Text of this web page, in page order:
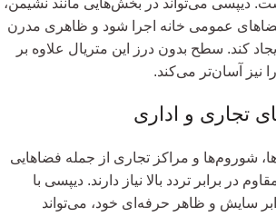
دیپسی می‌تواند در بخش‌هایی مانند نشیمن،
فضاهای عمومی خانه اجرا شود و ظاهری مدرن
کند. سطح بدون درز این متریال علاوه بر
نیز آسان‌تر می‌کند.
تجاری و اداری
شوروم‌ها و مراکز تجاری از جمله فضاهایی
در برابر تردد بالا نیاز دارند. دیپسی با
سایش و ظاهر حرفه‌ای خود، می‌تواند